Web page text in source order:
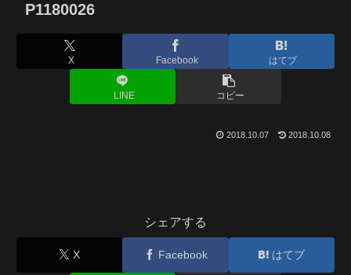
P1180026
X Facebook はてブ
LINE コピー
2018.10.07 2018.10.08
シェアする
X Facebook はてブ